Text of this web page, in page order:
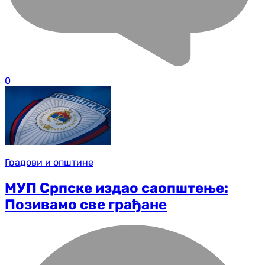
0
Градови и општине
МУП Српске издао саопштење:
Позивамо све грађане